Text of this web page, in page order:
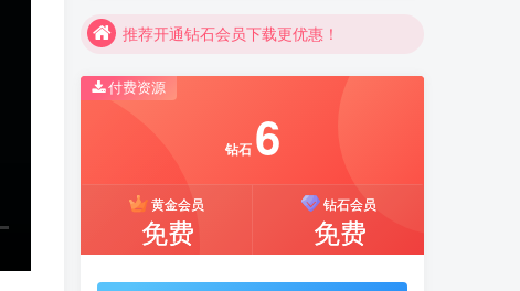
推荐开通钻石会员下载更优惠！
付费资源
钻石 6
黄金会员
免费
钻石会员
免费